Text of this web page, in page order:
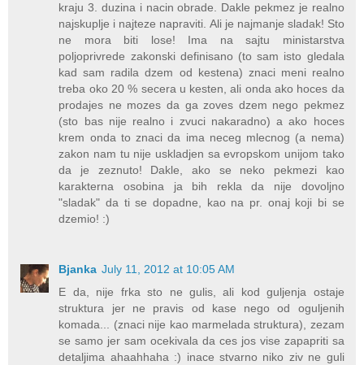
kraju 3. duzina i nacin obrade. Dakle pekmez je realno
najskuplje i najteze napraviti. Ali je najmanje sladak! Sto
ne mora biti lose! Ima na sajtu ministarstva
poljoprivrede zakonski definisano (to sam isto gledala
kad sam radila dzem od kestena) znaci meni realno
treba oko 20 % secera u kesten, ali onda ako hoces da
prodajes ne mozes da ga zoves dzem nego pekmez
(sto bas nije realno i zvuci nakaradno) a ako hoces
krem onda to znaci da ima neceg mlecnog (a nema)
zakon nam tu nije uskladjen sa evropskom unijom tako
da je zeznuto! Dakle, ako se neko pekmezi kao
karakterna osobina ja bih rekla da nije dovoljno
"sladak" da ti se dopadne, kao na pr. onaj koji bi se
dzemio! :)
Bjanka July 11, 2012 at 10:05 AM
E da, nije frka sto ne gulis, ali kod guljenja ostaje
struktura jer ne pravis od kase nego od oguljenih
komada... (znaci nije kao marmelada struktura), zezam
se samo jer sam ocekivala da ces jos vise zapapriti sa
detaljima ahaahhaha :) inace stvarno niko ziv ne guli